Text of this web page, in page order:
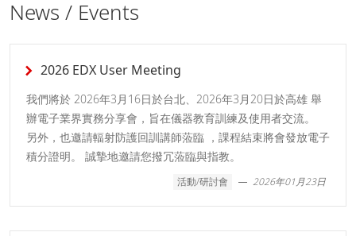
News / Events
2026 EDX User Meeting
我們將於 2026年3月16日於台北、2026年3月20日於高雄 舉
辦電子業界實務分享會，旨在儀器教育訓練及使用者交流。
另外，也邀請輻射防護回訓講師蒞臨 ，課程結束將會發放電子
積分證明。 誠摯地邀請您撥冗蒞臨與指教。
活動/研討會 2026年01月23日